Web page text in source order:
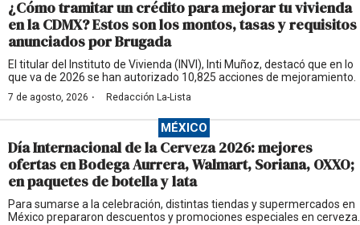
¿Cómo tramitar un crédito para mejorar tu vivienda
en la CDMX? Estos son los montos, tasas y requisitos
anunciados por Brugada
El titular del Instituto de Vivienda (INVI), Inti Muñoz, destacó que en lo
que va de 2026 se han autorizado 10,825 acciones de mejoramiento.
7 de agosto, 2026 · Redacción La-Lista
MÉXICO
Día Internacional de la Cerveza 2026: mejores
ofertas en Bodega Aurrera, Walmart, Soriana, OXXO;
en paquetes de botella y lata
Para sumarse a la celebración, distintas tiendas y supermercados en
México prepararon descuentos y promociones especiales en cerveza.